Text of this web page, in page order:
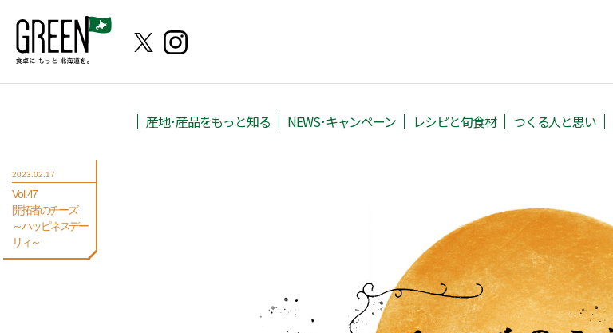
産地･産品をもっと知る NEWS･キャンペーン レシピと旬⾷材 つくる人と思い
2023.02.17
Vol.47
開拓者のチーズ
～ハッピネスデー
リィ～